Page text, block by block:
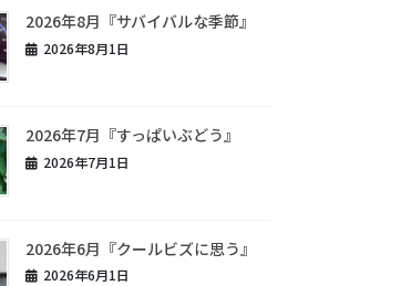
2026年8月『サバイバルな季節』
2026年8月1日
2026年7月『すっぱいぶどう』
2026年7月1日
2026年6月『クールビズに思う』
2026年6月1日